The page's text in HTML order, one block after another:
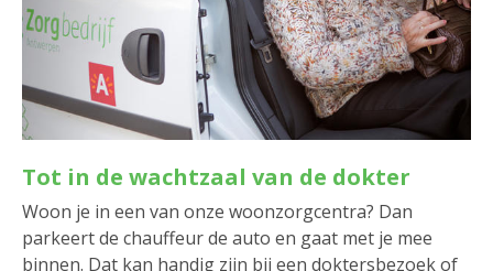
Tot in de wachtzaal van de dokter
Woon je in een van onze woonzorgcentra? Dan
parkeert de chauffeur de auto en gaat met je mee
binnen. Dat kan handig zijn bij een doktersbezoek of